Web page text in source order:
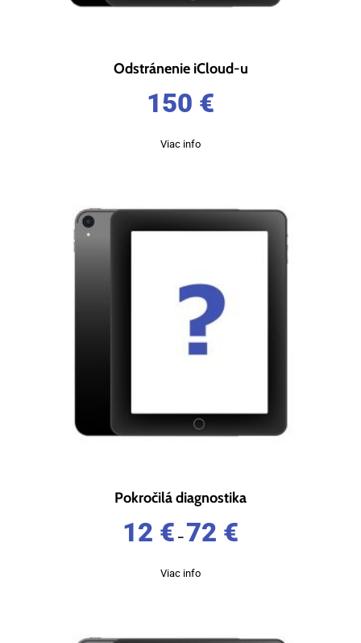
Odstránenie iCloud-u
150 €
Viac info
Pokročilá diagnostika
12 € – 72 €
Viac info